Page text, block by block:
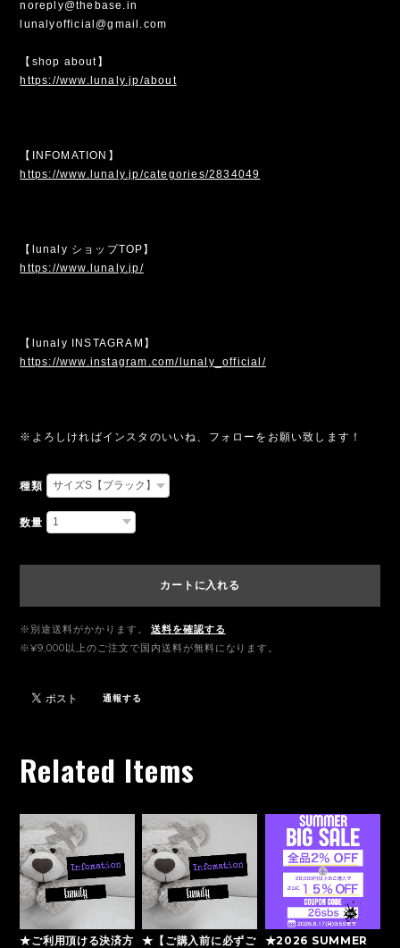
noreply@thebase.in
lunalyofficial@gmail.com
【shop about】
https://www.lunaly.jp/about
【INFOMATION】
https://www.lunaly.jp/categories/2834049
【lunaly ショップTOP】
https://www.lunaly.jp/
【lunaly INSTAGRAM】
https://www.instagram.com/lunaly_official/
※よろしければインスタのいいね、フォローをお願い致します！
種類
数量
カートに入れる
※別途送料がかかります。
送料を確認する
※¥9,000以上のご注文で国内送料が無料になります。
通報する
Related Items
★ご利用頂ける決済方
★【ご購入前に必ずご
★2026 SUMMER